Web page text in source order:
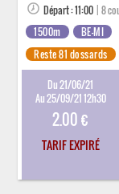
Départ : 11:00 | 8
1500m
BE-MI
Reste 81 dossards
Du 21/06/21
Au 25/09/21 12h30
2.00 €
TARIF EXPIRÉ